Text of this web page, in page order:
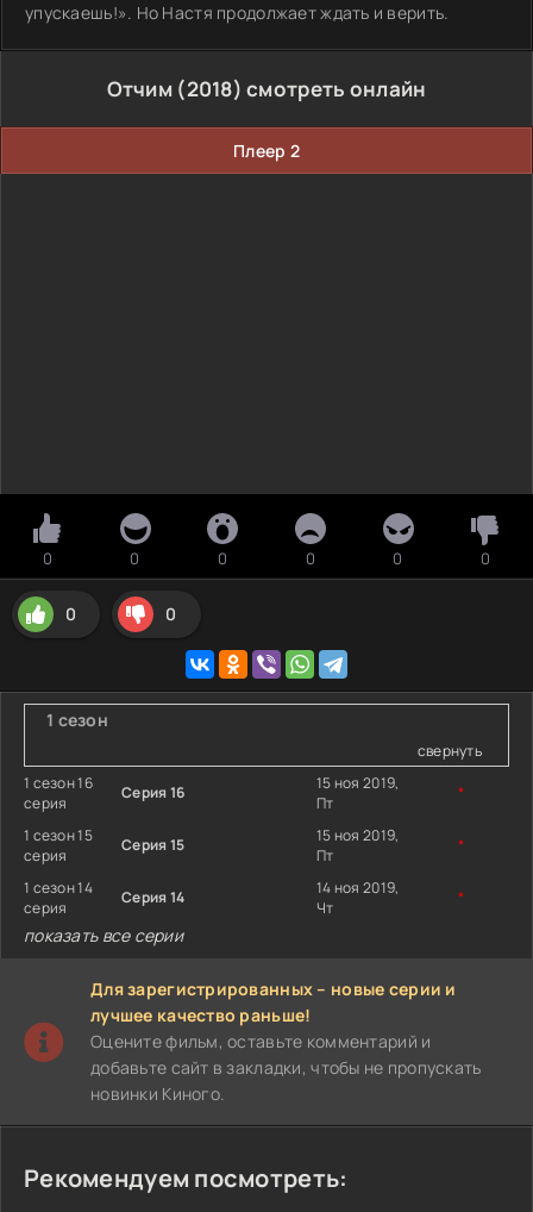
упускаешь!». Но Настя продолжает ждать и верить.
Отчим (2018) смотреть онлайн
Плеер 2
0 0 0 0 0 0
0 0
1 сезон
свернуть
1 сезон 16
серия
Серия 16
15 ноя 2019,
Пт
*
1 сезон 15
серия
Серия 15
15 ноя 2019,
Пт
*
1 сезон 14
серия
Серия 14
14 ноя 2019,
Чт
*
показать все серии
Для зарегистрированных – новые серии и
лучшее качество раньше!
Оцените фильм, оставьте комментарий и
добавьте сайт в закладки, чтобы не пропускать
новинки Киного.
Рекомендуем посмотреть: